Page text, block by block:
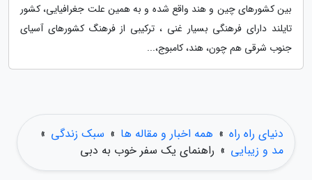
بین کشورهای چین و هند واقع شده و به همین علت جغرافیایی، کشور
تایلند دارای فرهنگی بسیار غنی ، ترکیبی از فرهنگ کشورهای آسیای
جنوب شرقی هم چون، هند، کامبوج،...
دنیای راه راه » همه اخبار و مقاله ها » سبک زندگی »
مد و زیبایی » راهنمای یک سفر خوب به دبی